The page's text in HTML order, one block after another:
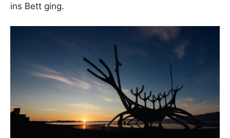
ins Bett ging.